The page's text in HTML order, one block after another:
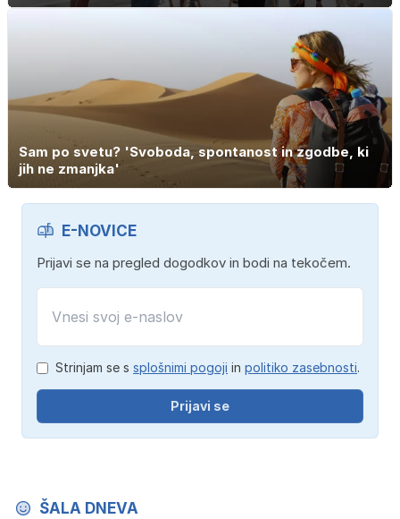
Sam po svetu? 'Svoboda, spontanost in zgodbe, ki
jih ne zmanjka'
E-NOVICE
Prijavi se na pregled dogodkov in bodi na tekočem.
Strinjam se s splošnimi pogoji in politiko zasebnosti.
Prijavi se
ŠALA DNEVA